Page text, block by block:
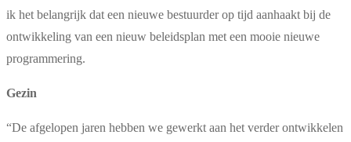
ik het belangrijk dat een nieuwe bestuurder op tijd aanhaakt bij de
ontwikkeling van een nieuw beleidsplan met een mooie nieuwe
programmering.
Gezin
“De afgelopen jaren hebben we gewerkt aan het verder ontwikkelen